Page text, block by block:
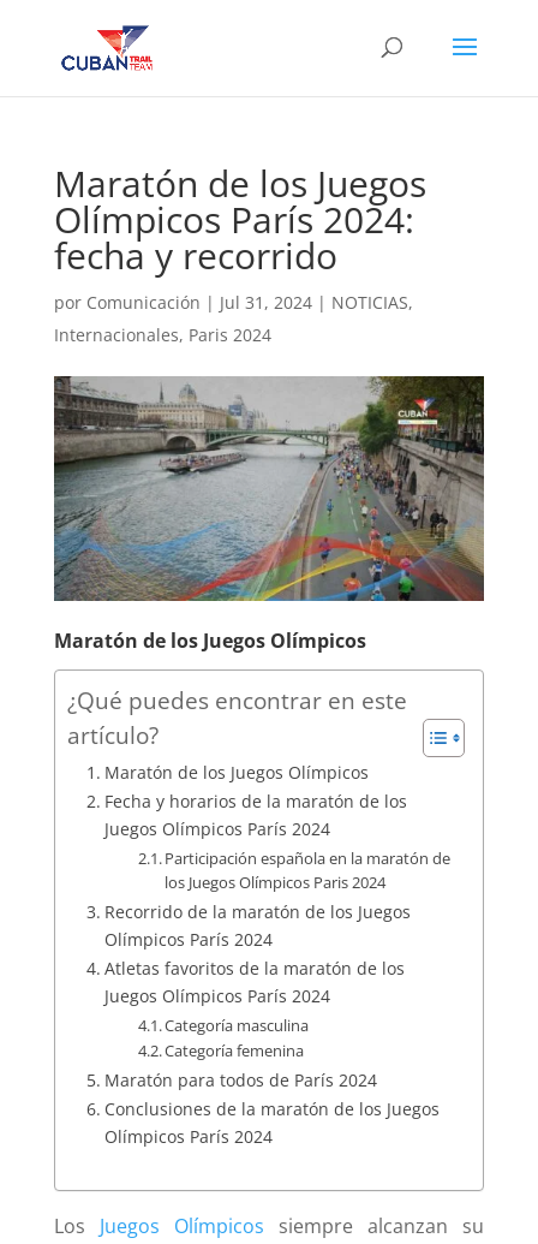
Maratón de los Juegos
Olímpicos París 2024:
fecha y recorrido
por Comunicación | Jul 31, 2024| NOTICIAS,
Internacionales, Paris 2024
Maratón de los Juegos Olímpicos
¿Qué puedes encontrar en este
artículo?
Maratón de los Juegos Olímpicos
Fecha y horarios de la maratón de los
Juegos Olímpicos París 2024
Participación española en la maratón de
los Juegos Olímpicos Paris 2024
Recorrido de la maratón de los Juegos
Olímpicos París 2024
Atletas favoritos de la maratón de los
Juegos Olímpicos París 2024
Categoría masculina
Categoría femenina
Maratón para todos de París 2024
Conclusiones de la maratón de los Juegos
Olímpicos París 2024
Los Juegos Olímpicos siempre alcanzan su